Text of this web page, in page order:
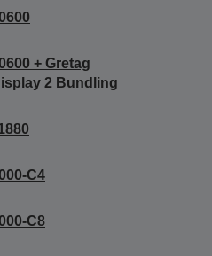
+ Gretag
2 Bundling
C4
C8